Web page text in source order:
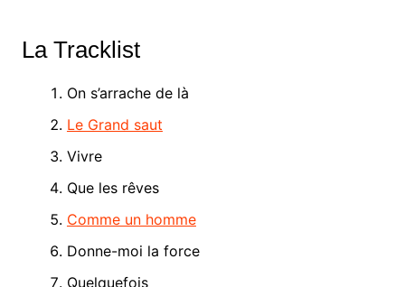
La Tracklist
On s’arrache de là
Le Grand saut
Vivre
Que les rêves
Comme un homme
Donne-moi la force
Quelquefois